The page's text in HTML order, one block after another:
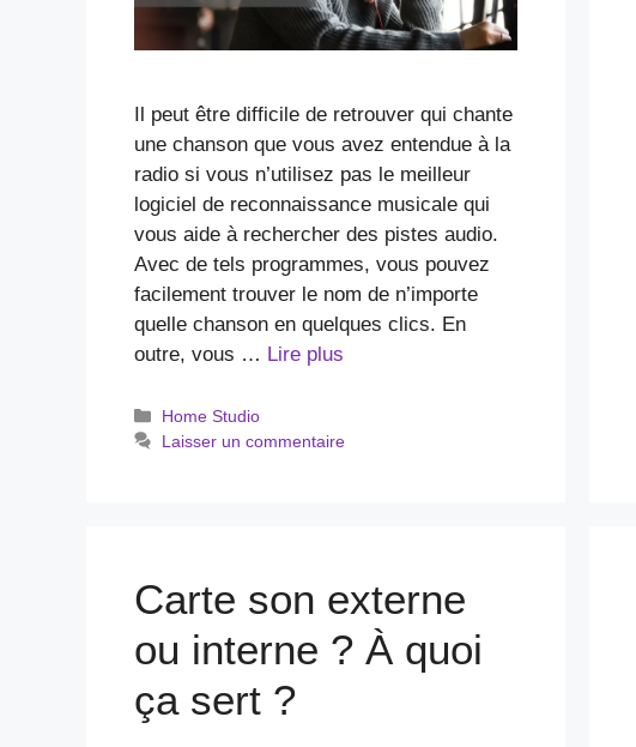
Il peut être difficile de retrouver qui chante
une chanson que vous avez entendue à la
radio si vous n’utilisez pas le meilleur
logiciel de reconnaissance musicale qui
vous aide à rechercher des pistes audio.
Avec de tels programmes, vous pouvez
facilement trouver le nom de n’importe
quelle chanson en quelques clics. En
outre, vous … Lire plus
Catégories
Home Studio
Laisser un commentaire
Carte son externe
ou interne ? À quoi
ça sert ?